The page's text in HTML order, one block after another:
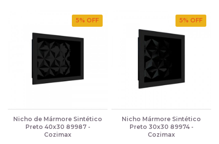
5% OFF
Nicho de Mármore Sintético
Preto 40x30 89987 -
Cozimax
5% OFF
Nicho Mármore Sintético
Preto 30x30 89974 -
Cozimax